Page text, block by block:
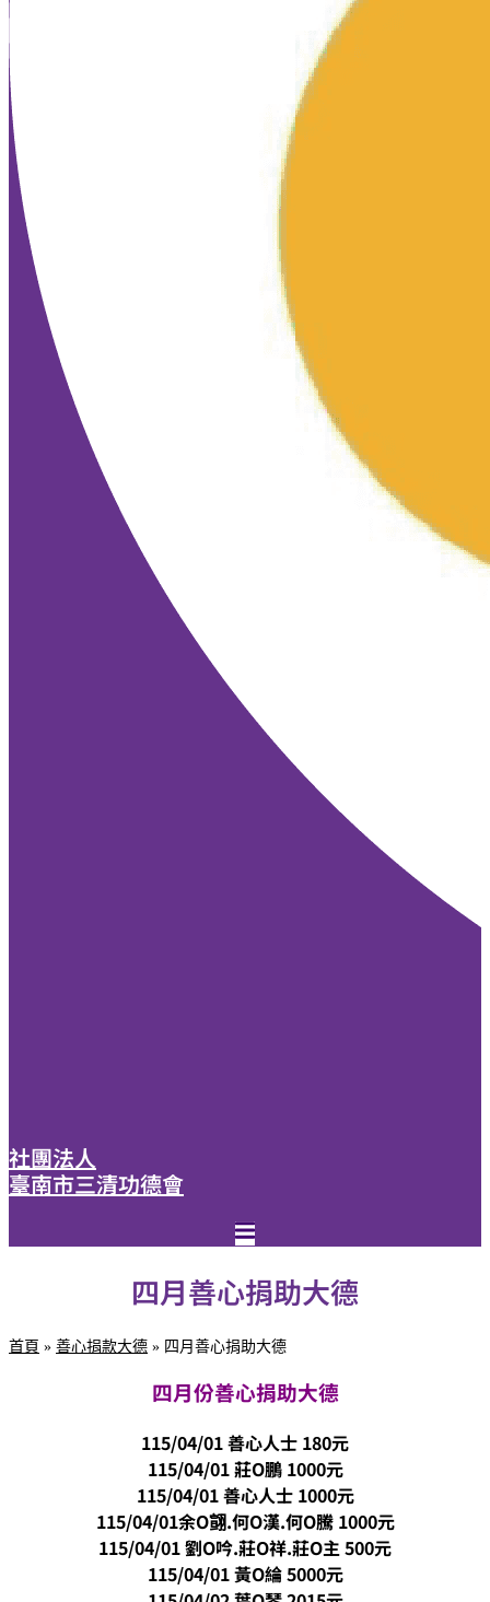
社團法人
臺南市三清功德會
四月善心捐助大德
首頁 » 善心捐款大德 » 四月善心捐助大德
四月份善心捐助大德
115/04/01 善心人士 180元
115/04/01 莊O鵬 1000元
115/04/01 善心人士 1000元
115/04/01余O翧.何O漢.何O騰 1000元
115/04/01 劉O吟.莊O祥.莊O主 500元
115/04/01 黃O綸 5000元